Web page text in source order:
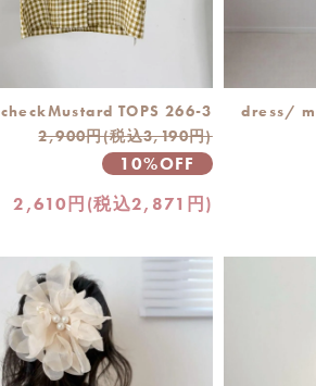
checkMustard TOPS 266-3
2,900円(税込3,190円)
10%OFF
2,610円(税込2,871円)
dress/